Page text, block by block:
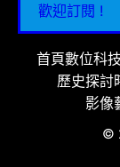
歡迎訂閱 !
首頁數位科技
歷史探討
影像
©